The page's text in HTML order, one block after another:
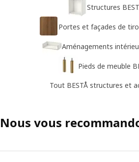
Structures
Portes et façades de
Aménagements
Pieds de meuble
Tout BESTÅ structures et
Nous vous